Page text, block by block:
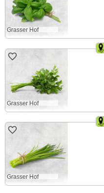
Grasser Hof
Grasser Hof
Grasser Hof